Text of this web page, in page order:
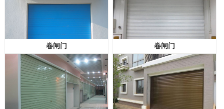
卷闸门 卷闸门